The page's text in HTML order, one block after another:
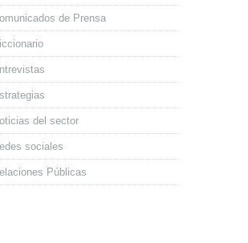
de Prensa
del sector
sociales
Públicas